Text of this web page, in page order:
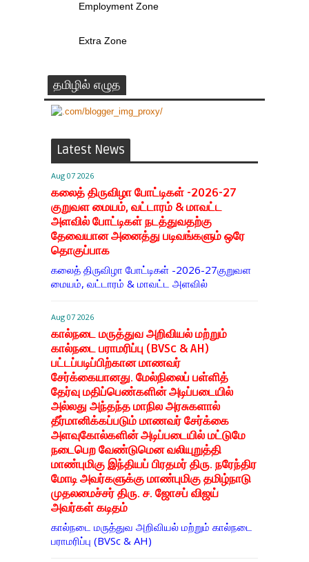
Employment Zone
Extra Zone
தமிழில் எழுத
Latest News
Aug 07 2026
கலைத் திருவிழா போட்டிகள் -2026-27
குறுவள மையம், வட்டாரம் & மாவட்ட
அளவில் போட்டிகள் நடத்துவதற்கு
தேவையான அனைத்து படிவங்களும் ஒரே
தொகுப்பாக
கலைத் திருவிழா போட்டிகள் -2026-27குறுவள
மையம், வட்டாரம் & மாவட்ட அளவில்
Aug 07 2026
கால்நடை மருத்துவ அறிவியல் மற்றும்
கால்நடை பராமரிப்பு (BVSc & AH)
பட்டப்படிப்பிற்கான மாணவர்
சேர்க்கையானது. மேல்நிலைப் பள்ளித்
தேர்வு மதிப்பெண்களின் அடிப்படையில்
அல்லது அந்தந்த மாநில அரசுகளால்
தீர்மானிக்கப்படும் மாணவர் சேர்க்கை
அளவுகோல்களின் அடிப்படையில் மட்டுமே
நடைபெற வேண்டுமென வலியுறுத்தி
மாண்புமிகு இந்தியப் பிரதமர் திரு. நரேந்திர
மோடி அவர்களுக்கு மாண்புமிகு தமிழ்நாடு
முதலமைச்சர் திரு. ச. ஜோசப் விஜய்
அவர்கள் கடிதம்
கால்நடை மருத்துவ அறிவியல் மற்றும் கால்நடை
பராமரிப்பு (BVSc & AH)